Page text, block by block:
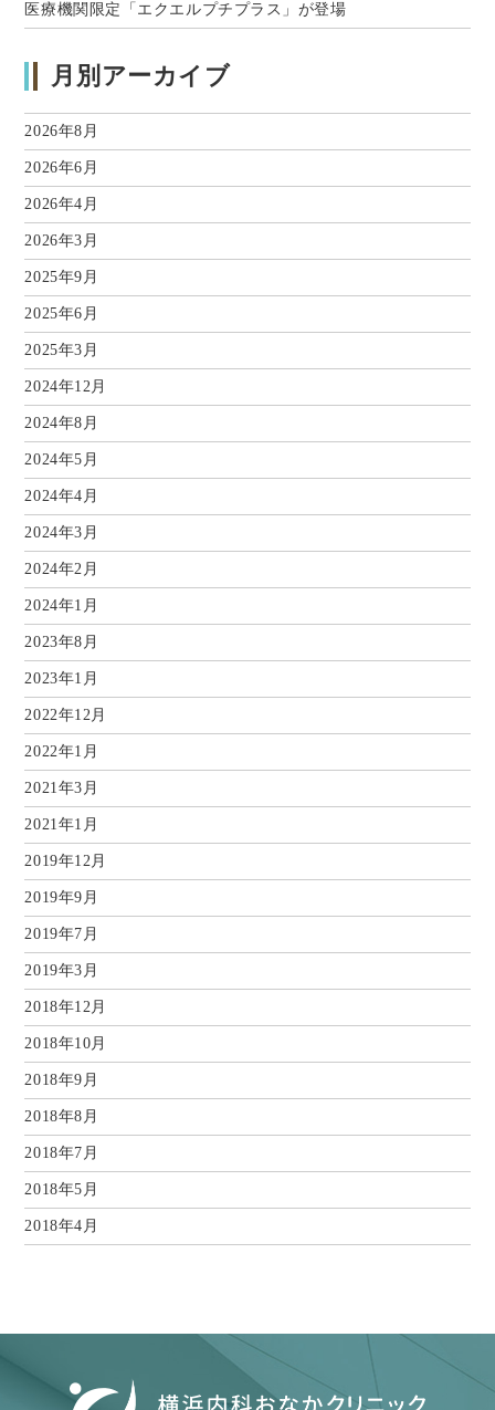
医療機関限定「エクエルプチプラス」が登場
月別アーカイブ
2026年8月
2026年6月
2026年4月
2026年3月
2025年9月
2025年6月
2025年3月
2024年12月
2024年8月
2024年5月
2024年4月
2024年3月
2024年2月
2024年1月
2023年8月
2023年1月
2022年12月
2022年1月
2021年3月
2021年1月
2019年12月
2019年9月
2019年7月
2019年3月
2018年12月
2018年10月
2018年9月
2018年8月
2018年7月
2018年5月
2018年4月